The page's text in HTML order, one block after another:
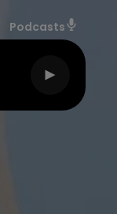
Podcasts